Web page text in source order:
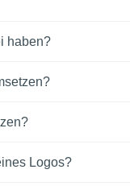
haben?
Logos?